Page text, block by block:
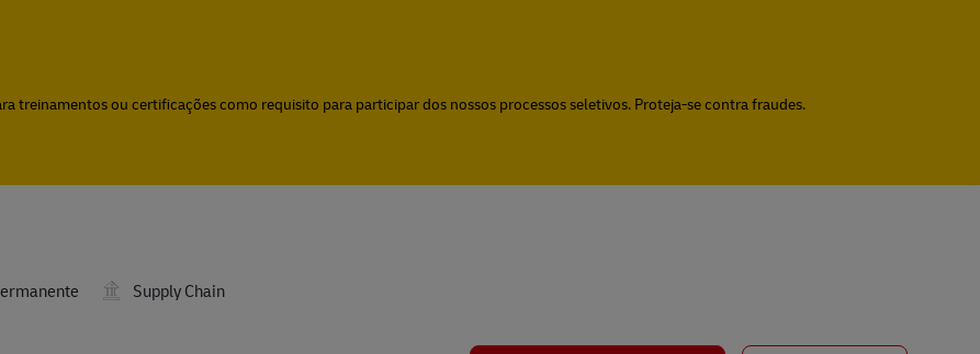
treinamentos ou certificações como requisito para participar dos nossos processos seletivos. Proteja-se contra fraudes.
Supply Chain